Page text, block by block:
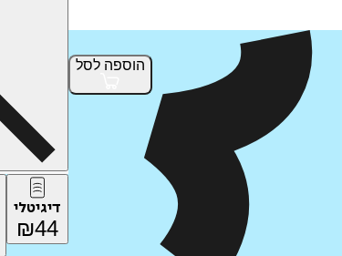
הוספה לסל
דיגיטלי
₪44